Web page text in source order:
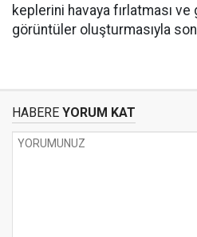
keplerini havaya fırlatması
görüntüler oluşturmasıyla
HABERE YORUM KAT